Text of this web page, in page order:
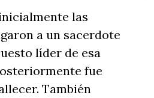
las
a un sacerdote
líder de esa
fue
También